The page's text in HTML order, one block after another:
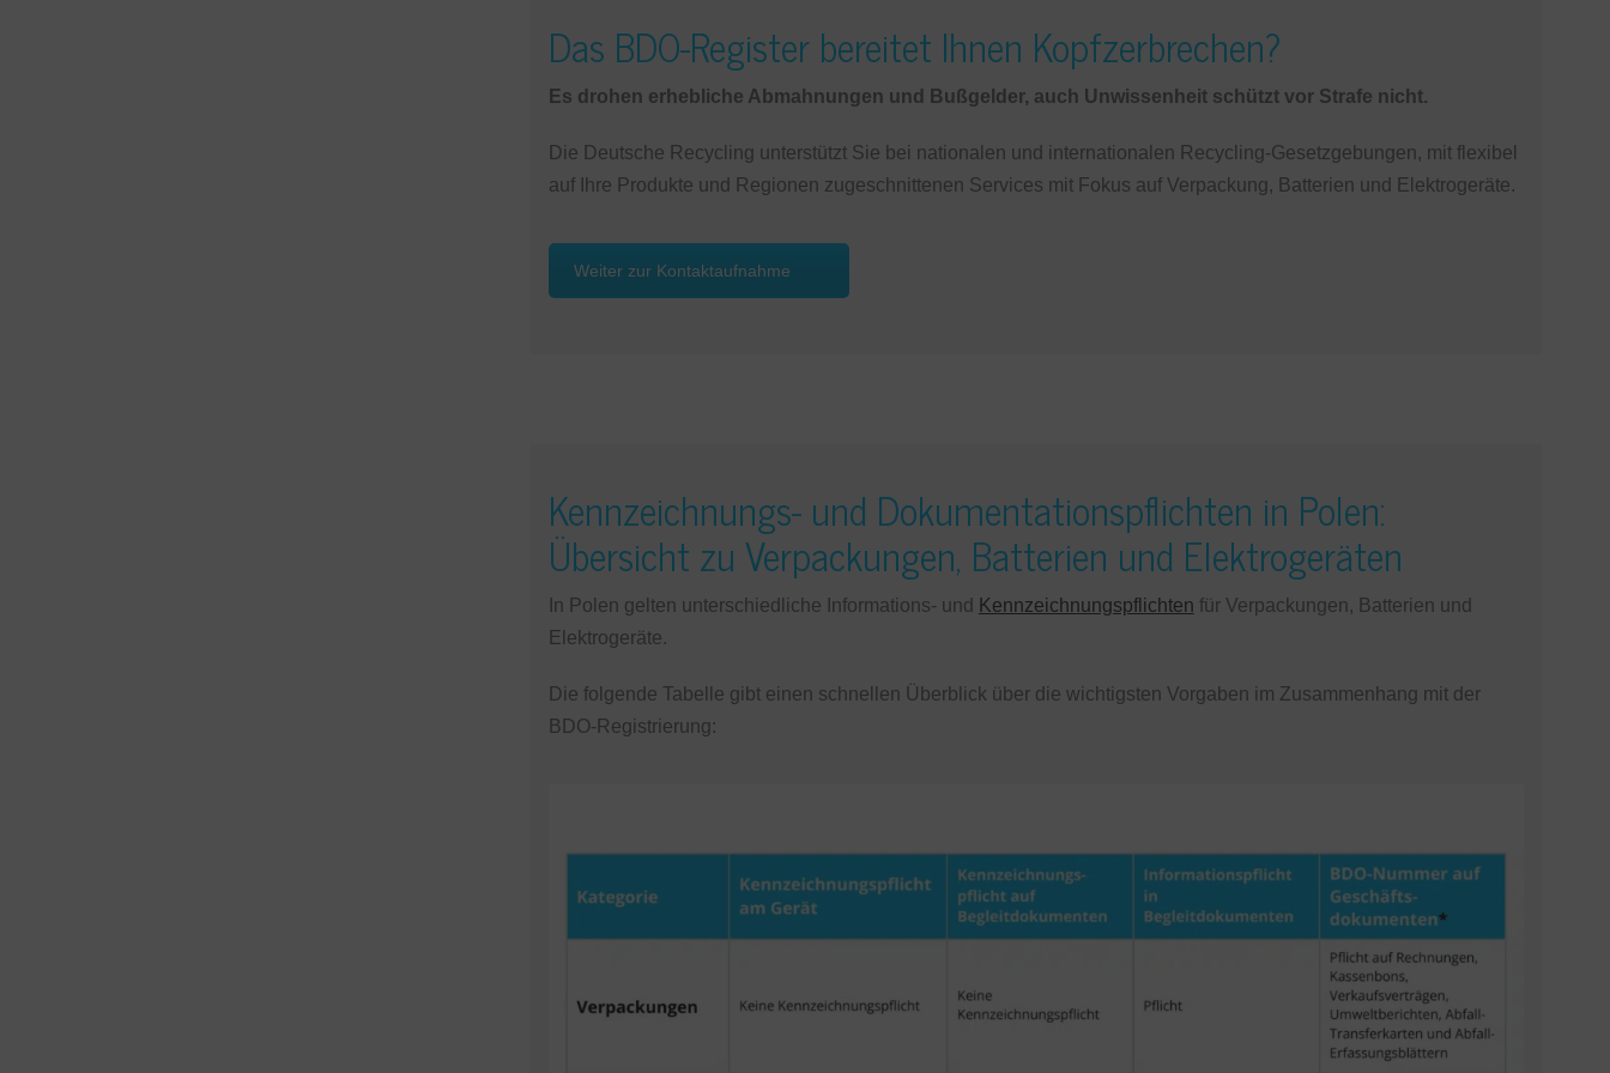
Das BDO-Register bereitet Ihnen Kopfzerbrechen?
Es drohen erhebliche Abmahnungen und Bußgelder, auch Unwissenheit schützt vor Strafe nicht.
Die Deutsche Recycling unterstützt Sie bei nationalen und internationalen Recycling-Gesetzgebungen, mit flexibel
auf Ihre Produkte und Regionen zugeschnittenen Services mit Fokus auf Verpackung, Batterien und Elektrogeräte.
Weiter zur Kontaktaufnahme
Kennzeichnungs- und Dokumentationspflichten in Polen:
Übersicht zu Verpackungen, Batterien und Elektrogeräten
In Polen gelten unterschiedliche Informations- und Kennzeichnungspflichten für Verpackungen, Batterien und
Elektrogeräte.
Die folgende Tabelle gibt einen schnellen Überblick über die wichtigsten Vorgaben im Zusammenhang mit der
BDO-Registrierung: